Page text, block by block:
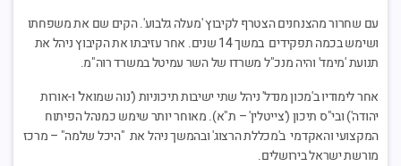
עם שחרור מהצנחנים הצטרף לקיבוץ 'מעלה גלבוע'. הקים שם את משפחתו
ושימש בכמה תפקידים במשך 14 שנים. אחר עזיבתו את הקיבוץ ניהל את
תנועת 'מימד' והיה מנכ"ל משרדו של השר עמיטל במשרד רוה"מ.
אחר לימודיו ב'מכון מנדל' ניהל שתי ישיבות תיכוניות ('נוה שמואל' ו-אורות
יהודה') ובי"ס תיכון ('צייטלין' – ת"א). מאוחר יותר שימש כמנהל הפיתוח
המקצועי והאקדמי ב'מכללת הרצוג' ובהמשך ניהל את "היכל שלמה" – מרכז
מורשת ישראל בירושלים.